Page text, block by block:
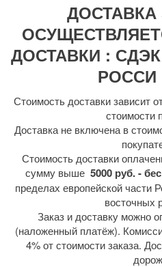
ДОСТАВКИ :
РОССИ
Стоимость доставки зависит
стоимости
Доставка не включена в
Стоимость доставки
сумму выше 5000 руб. -
пределах европейской части
восточных
Заказ и доставку можно
(наложенный платёж).
4% от стоимости заказа.